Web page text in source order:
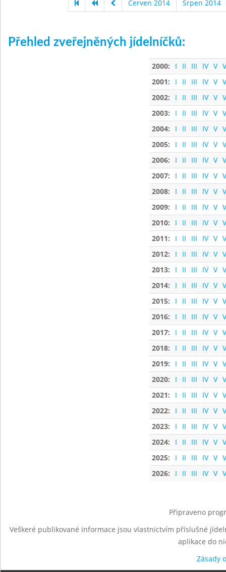
Červen 2014 Srpen 2014
Přehled zveřejněných jídelníčků:
2000: I II III IV V
2001:
I II III IV V
2002:
I II III IV V
2003:
I II III IV V
2004:
I II III IV V
2005:
I II III IV V
2006:
I II III IV V
2007:
I II III IV V
2008:
I II III IV V
2009:
I II III IV V
2010:
I II III IV V
2011:
I II III IV V
2012:
I II III IV V
2013:
I II III IV V
2014:
I II III IV V
2015:
I II III IV V
2016:
I II III IV V
2017:
I II III IV V
2018:
I II III IV V
2019:
I II III IV V
2020:
I II III IV V
2021:
I II III IV V
2022:
I II III IV V
2023:
I II III IV V
2024:
I II III IV V
2025:
I II III IV V
2026:
I II III IV V
Připraveno
Veškeré publikované informace jsou vlastnictvím příslušné
aplikace do
Zásady